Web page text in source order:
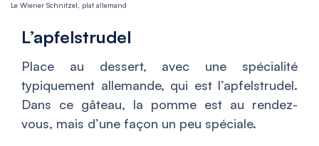
Le Wiener Schnitzel, plat allemand
L’apfelstrudel
Place au dessert, avec une spécialité
typiquement allemande, qui est l’apfelstrudel.
Dans ce gâteau, la pomme est au rendez-
vous, mais d’une façon un peu spéciale.